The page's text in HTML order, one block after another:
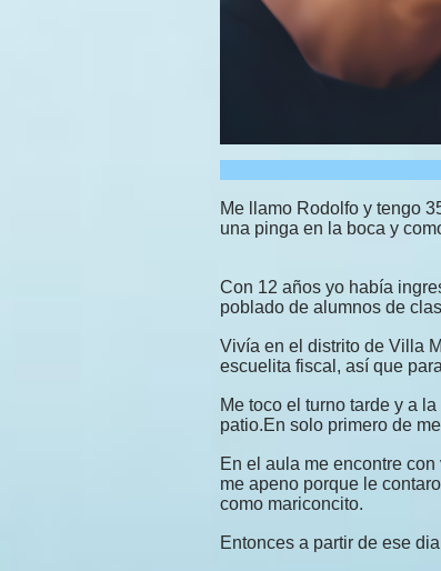
Me llamo Rodolfo y tengo
una pinga en la boca y
Con 12 años yo había
poblado de alumnos de
Vivía en el distrito de Villa
escuelita fiscal, así que
Me toco el turno tarde y a
patio.En solo primero de
En el aula me encontre
me apeno porque le
como mariconcito.
Entonces a partir de ese